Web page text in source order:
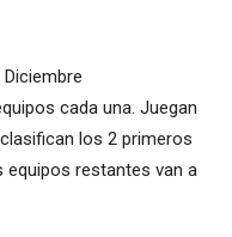
cada una. Juegan
los 2 primeros
equipos restantes van a